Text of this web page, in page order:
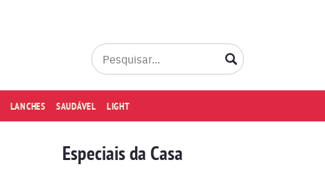
LANCHES SAUDÁVEL LIGHT
Especiais da Casa